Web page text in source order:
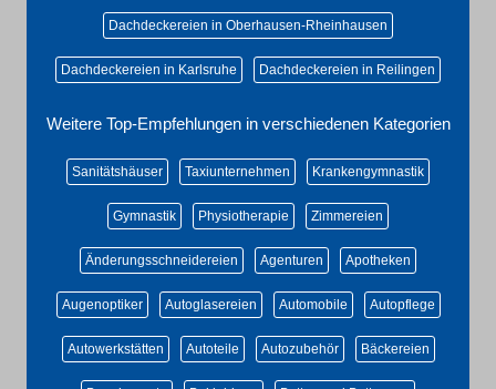
Dachdeckereien in Oberhausen-Rheinhausen
Dachdeckereien in Karlsruhe Dachdeckereien in Reilingen
Weitere Top-Empfehlungen in verschiedenen Kategorien
Sanitätshäuser Taxiunternehmen Krankengymnastik
Gymnastik Physiotherapie Zimmereien
Änderungsschneidereien Agenturen Apotheken
Augenoptiker Autoglasereien Automobile Autopflege
Autowerkstätten Autoteile Autozubehör Bäckereien